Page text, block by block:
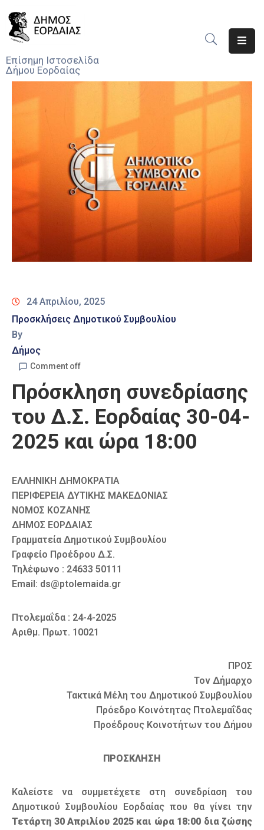
Επίσημη Ιστοσελίδα
Δήμου Εορδαίας
Ο
Του
Προσκλήσεις
Τηλέφωνα
24 Απριλίου, 2025
Προσκλήσεις Δημοτικού Συμβουλίου
By
Δήμος
Comment off
Πρόσκληση συνεδρίασης
του Δ.Σ. Εορδαίας 30-04-
2025 και ώρα 18:00
ΕΛΛΗΝΙΚΗ ΔΗΜΟΚΡΑΤΙΑ
ΠΕΡΙΦΕΡΕΙΑ ΔΥΤΙΚΗΣ ΜΑΚΕΔΟΝΙΑΣ
ΝΟΜΟΣ ΚΟΖΑΝΗΣ
ΔΗΜΟΣ ΕΟΡΔΑΙΑΣ
Γραμματεία Δημοτικού Συμβουλίου
Γραφείο Προέδρου Δ.Σ.
Τηλέφωνο : 24633 50111
Email: ds@ptolemaida.gr
Πτολεμαΐδα : 24-4-2025
Αριθμ. Πρωτ. 10021
ΠΡΟΣ
Τον Δήμαρχο
Τακτικά Μέλη του Δημοτικού Συμβουλίου
Πρόεδρο Κοινότητας Πτολεμαΐδας
Προέδρους Κοινοτήτων του Δήμου
ΠΡΟΣΚΛΗΣΗ
Καλείστε να συμμετέχετε στη συνεδρίαση του
Δημοτικού Συμβουλίου Εορδαίας που θα γίνει την
Τετάρτη 30 Απριλίου 2025 και ώρα 18:00 δια ζώσης